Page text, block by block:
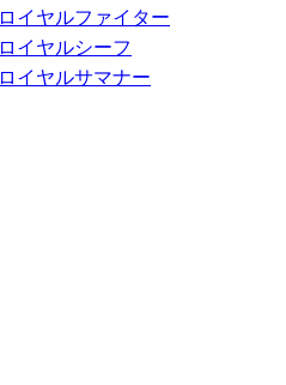
ロイヤルファイター
ロイヤルシーフ
ロイヤルサマナー